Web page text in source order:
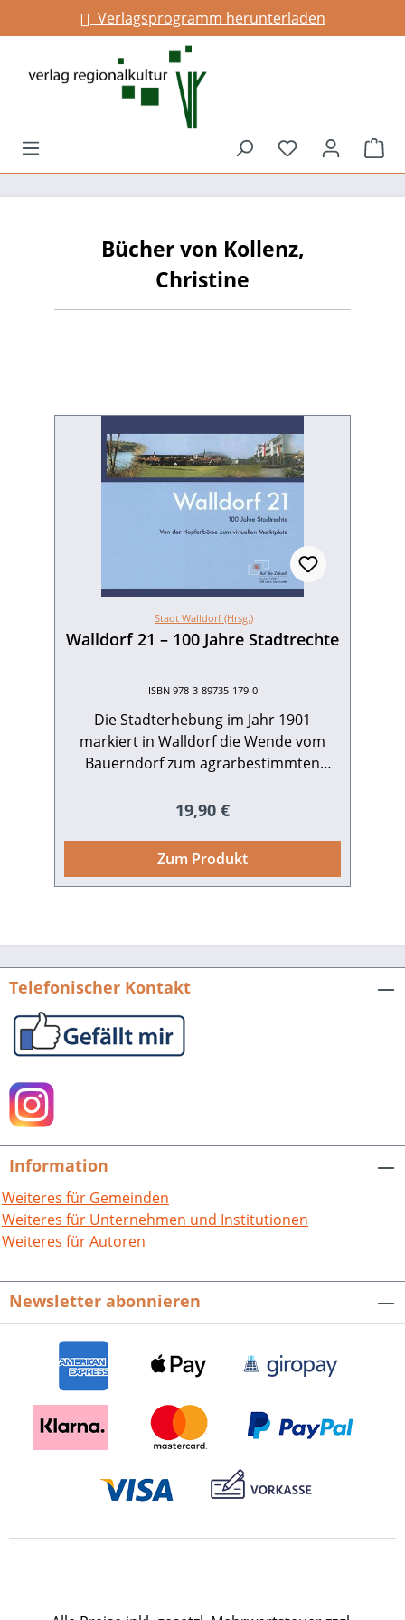
springenVerlagsprogramm herunterladen
Du hast 0
Bücher von Kollenz,
Christine
Stadt Walldorf (Hrsg.)
Walldorf 21 – 100 Jahre Stadtrechte
ISBN 978-3-89735-179-0
Die Stadterhebung im Jahr 1901
markiert in Walldorf die Wende vom
Bauerndorf zum agrarbestimmten
21. Jahrhunderts gehören die einst
Zigarrenfabriken schon längst der
mittlerweile ein „virtueller Marktplatz“
Autoren Revue passieren. Die Themen
Mitbürger, Kirche, Kunst, Kultur und
Sport, Wirtschaft, Verkehr und weltweite
21 – 100 Jahre Stadtrechte. Von der
Hopfenbörse zum virtuellen
Marktplatz.Mit Beiträgen von Christa
Birkenmaier, Heinz Brehm, Herbert C.
Herrmann, Jürgen Herrmann, Ludwig H.
Hildebrandt, Jürgen Kamm, Christine
Kollenz, Thomas Löffler, Adolf C. Nagel,
Heinrich Pohl, Klaus Ronellenfitsch,
Robert Wieser.348 S. mit 291 z. T.
farbigen Abb., attraktives quadratisches
Format, fester Einband. 2003.ISBN 978-3-
89735-179-0. EUR 19,90.
Regulärer Preis:
19,90 €
Zum Produkt
Telefonischer Kontakt
Information
Weiteres für Gemeinden
Weiteres für Unternehmen und Institutionen
Weiteres für Autoren
Newsletter abonnieren